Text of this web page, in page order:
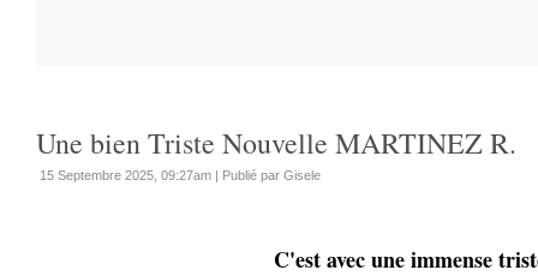
Une bien Triste Nouvelle MARTINEZ R.
15 Septembre 2025, 09:27am | Publié par Gisele
C'est avec une immense